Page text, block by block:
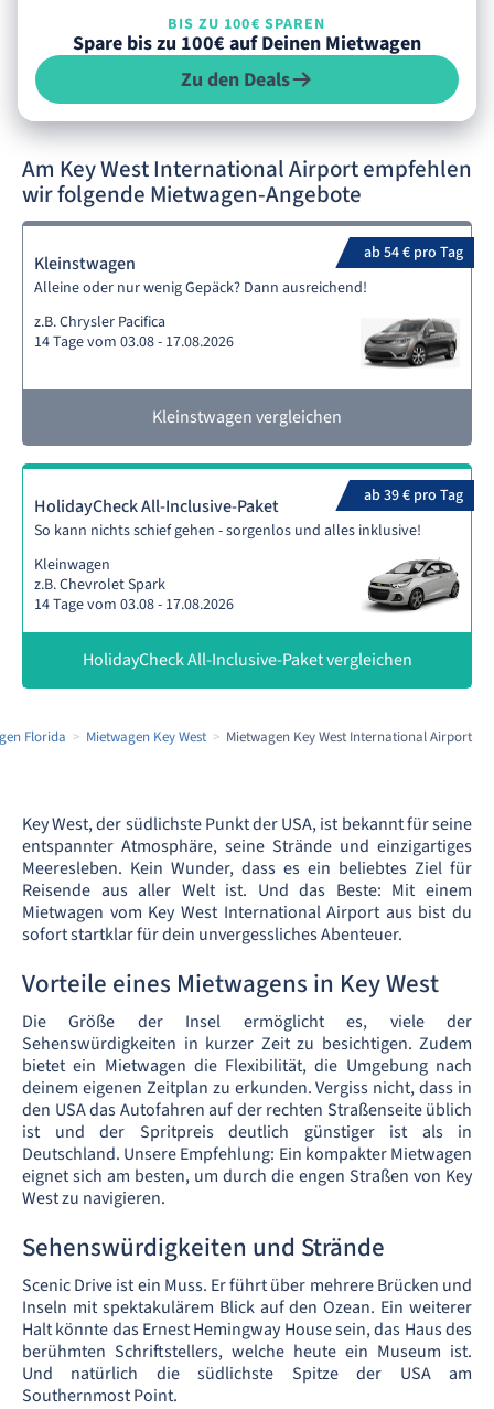
BIS ZU 100€ SPAREN
Spare bis zu 100€ auf Deinen Mietwagen
Zu den Deals
Am Key West International Airport empfehlen
wir folgende Mietwagen-Angebote
ab 54 € pro Tag
Kleinstwagen
Alleine oder nur wenig Gepäck? Dann ausreichend!
z.B. Chrysler Pacifica
14 Tage vom 03.08 - 17.08.2026
Kleinstwagen vergleichen
ab 39 € pro Tag
HolidayCheck All-Inclusive-Paket
So kann nichts schief gehen - sorgenlos und alles inklusive!
Kleinwagen
z.B. Chevrolet Spark
14 Tage vom 03.08 - 17.08.2026
HolidayCheck All-Inclusive-Paket vergleichen
Florida Mietwagen Key West Mietwagen Key West International Airport
Key West, der südlichste Punkt der USA, ist bekannt für seine
entspannter Atmosphäre, seine Strände und einzigartiges
Meeresleben. Kein Wunder, dass es ein beliebtes Ziel für
Reisende aus aller Welt ist. Und das Beste: Mit einem
Mietwagen vom Key West International Airport aus bist du
sofort startklar für dein unvergessliches Abenteuer.
Vorteile eines Mietwagens in Key West
Die Größe der Insel ermöglicht es, viele der
Sehenswürdigkeiten in kurzer Zeit zu besichtigen. Zudem
bietet ein Mietwagen die Flexibilität, die Umgebung nach
deinem eigenen Zeitplan zu erkunden. Vergiss nicht, dass in
den USA das Autofahren auf der rechten Straßenseite üblich
ist und der Spritpreis deutlich günstiger ist als in
Deutschland. Unsere Empfehlung: Ein kompakter Mietwagen
eignet sich am besten, um durch die engen Straßen von Key
West zu navigieren.
Sehenswürdigkeiten und Strände
Scenic Drive ist ein Muss. Er führt über mehrere Brücken und
Inseln mit spektakulärem Blick auf den Ozean. Ein weiterer
Halt könnte das Ernest Hemingway House sein, das Haus des
berühmten Schriftstellers, welche heute ein Museum ist.
Und natürlich die südlichste Spitze der USA am
Southernmost Point.